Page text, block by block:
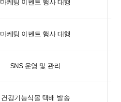
마케팅 이벤트 행사 대행
마케팅 이벤트 행사 대행
SNS 운영 및 관리
건강기능식몰 택배 발송